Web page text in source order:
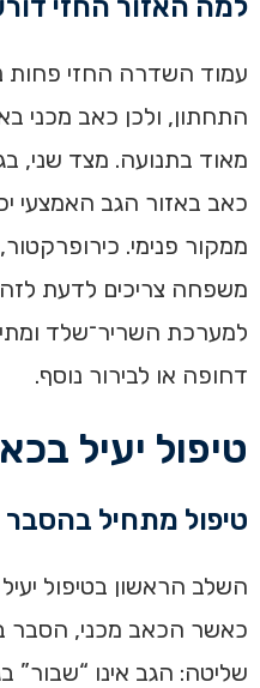
למה האזור החזי
עמוד השדרה החזי פחות
התחתון, ולכן כאב מכני
מאוד בתנועה. מצד שני,
כאב באזור הגב האמצעי
ממקור פנימי.
משפחה צריכים לדעת
למערכת השריר־שלד
דחופה או לבירור נוסף.
טיפול יעיל
טיפול מתחיל
השלב הראשון בטיפול
כאשר הכאב מכני, הסבר
שליטה: הגב אינו “שבור”